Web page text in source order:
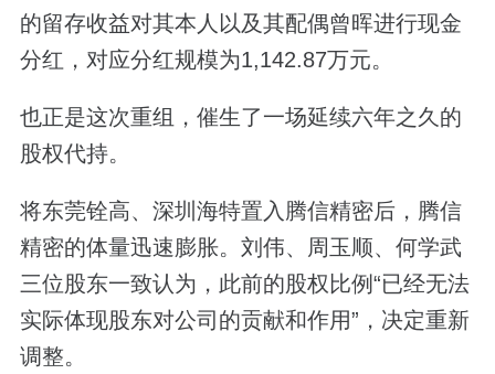
的留存收益对其本人以及其配偶曾晖进行现金
分红，对应分红规模为1,142.87万元。
也正是这次重组，催生了一场延续六年之久的
股权代持。
将东莞铨高、深圳海特置入腾信精密后，腾信
精密的体量迅速膨胀。刘伟、周玉顺、何学武
三位股东一致认为，此前的股权比例“已经无法
实际体现股东对公司的贡献和作用”，决定重新
调整。